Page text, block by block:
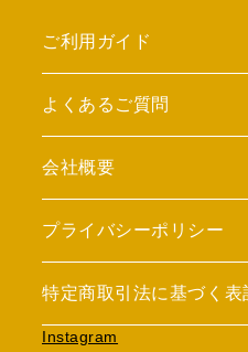
ご利用ガイド
よくあるご質問
会社概要
プライバシーポリシー
特定商取引法に基づく表
Instagram